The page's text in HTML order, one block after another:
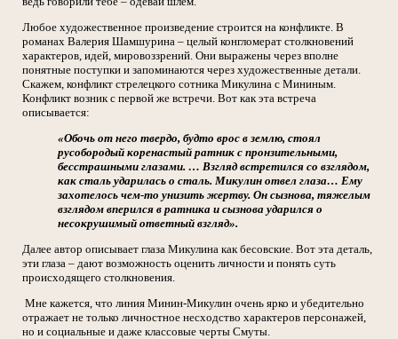
Любое художественное произведение строится на конфликте. В
романах Валерия Шамшурина – целый конгломерат столкновений
характеров, идей, мировоззрений. Они выражены через вполне
понятные поступки и запоминаются через художественные детали.
Скажем, конфликт стрелецкого сотника Микулина с Мининым.
Конфликт возник с первой же встречи. Вот как эта встреча
описывается:
«Обочь от него твердо, будто врос в землю, стоял
русобородый коренастый ратник с пронзительными,
бесстрашными глазами. … Взгляд встретился со взглядом,
как сталь ударилась о сталь. Микулин отвел глаза… Ему
захотелось чем-то унизить жертву. Он сызнова, тяжелым
взглядом вперился в ратника и сызнова ударился о
несокрушимый ответный взгляд».
Далее автор описывает глаза Микулина как бесовские. Вот эта деталь,
эти глаза – дают возможность оценить личности и понять суть
происходящего столкновения.
Мне кажется, что линия Минин-Микулин очень ярко и убедительно
отражает не только личностное несходство характеров персонажей,
но и социальные и даже классовые черты Смуты.